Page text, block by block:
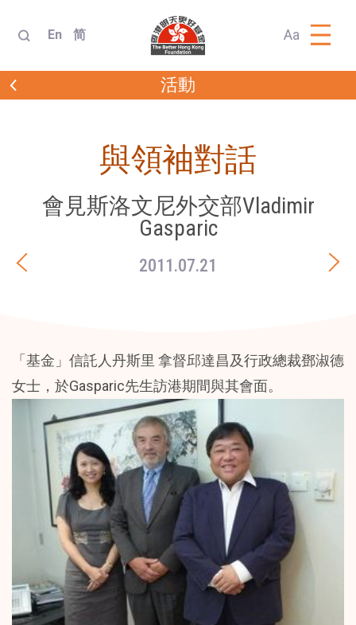
En 简 Aa
活動
與領袖對話
會見斯洛文尼外交部Vladimir
Gasparic
2011.07.21
「基金」信託人丹斯里 拿督邱達昌及行政總裁鄧淑德
女士，於Gasparic先生訪港期間與其會面。